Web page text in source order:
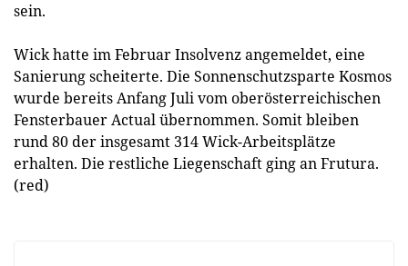
sein.
Wick hatte im Februar Insolvenz angemeldet, eine
Sanierung scheiterte. Die Sonnenschutzsparte Kosmos
wurde bereits Anfang Juli vom oberösterreichischen
Fensterbauer Actual übernommen. Somit bleiben
rund 80 der insgesamt 314 Wick-Arbeitsplätze
erhalten. Die restliche Liegenschaft ging an Frutura.
(red)